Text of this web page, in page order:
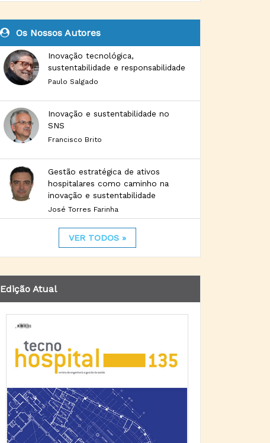
Os Nossos Autores
Inovação tecnológica,
sustentabilidade e responsabilidade
Paulo Salgado
Inovação e sustentabilidade no
SNS
Francisco Brito
Gestão estratégica de ativos
hospitalares como caminho na
inovação e sustentabilidade
José Torres Farinha
VER TODOS »
Edição Atual